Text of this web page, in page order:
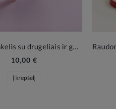
Plaukų lankelis su drugeliais ir gėlytėmis – šventinis aksesuaras mergaitėms
10,00 €
Į krepšelį